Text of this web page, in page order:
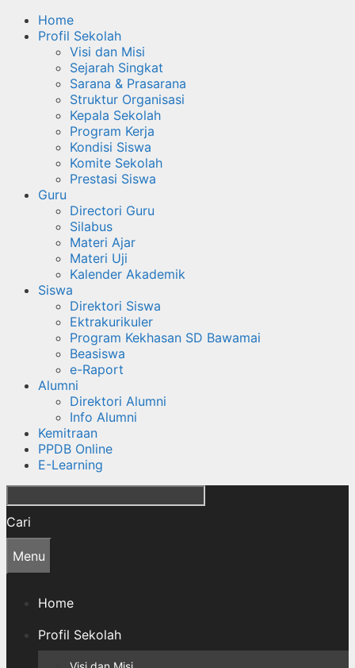
Home
Profil Sekolah
Visi dan Misi
Sejarah Singkat
Sarana & Prasarana
Struktur Organisasi
Kepala Sekolah
Program Kerja
Kondisi Siswa
Komite Sekolah
Prestasi Siswa
Guru
Directori Guru
Silabus
Materi Ajar
Materi Uji
Kalender Akademik
Siswa
Direktori Siswa
Ektrakurikuler
Program Kekhasan SD Bawamai
Beasiswa
e-Raport
Alumni
Direktori Alumni
Info Alumni
Kemitraan
PPDB Online
E-Learning
Cari
Menu
Home
Profil Sekolah